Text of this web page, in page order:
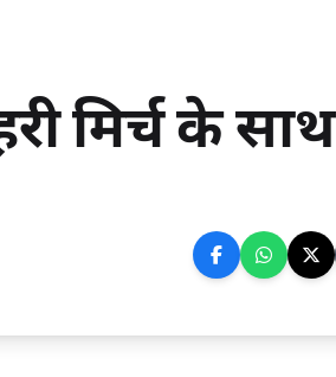
मिर्च के साथ